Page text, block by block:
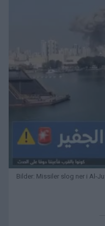
Bilder: Missiler slog ner i Al-